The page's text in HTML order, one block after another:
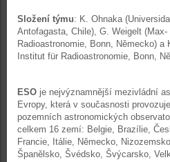
Složení týmu: K. Ohnaka
Antofagasta, Chile), G. Weigelt
Radioastronomie, Bonn, Německo)
Institut für Radioastronomie, Bonn,
ESO je nejvýznamnější mezivládní
Evropy, která v současnosti
pozemních astronomických
celkem 16 zemí: Belgie, Brazílie,
Francie, Itálie, Německo,
Španělsko, Švédsko, Švýcarsko,